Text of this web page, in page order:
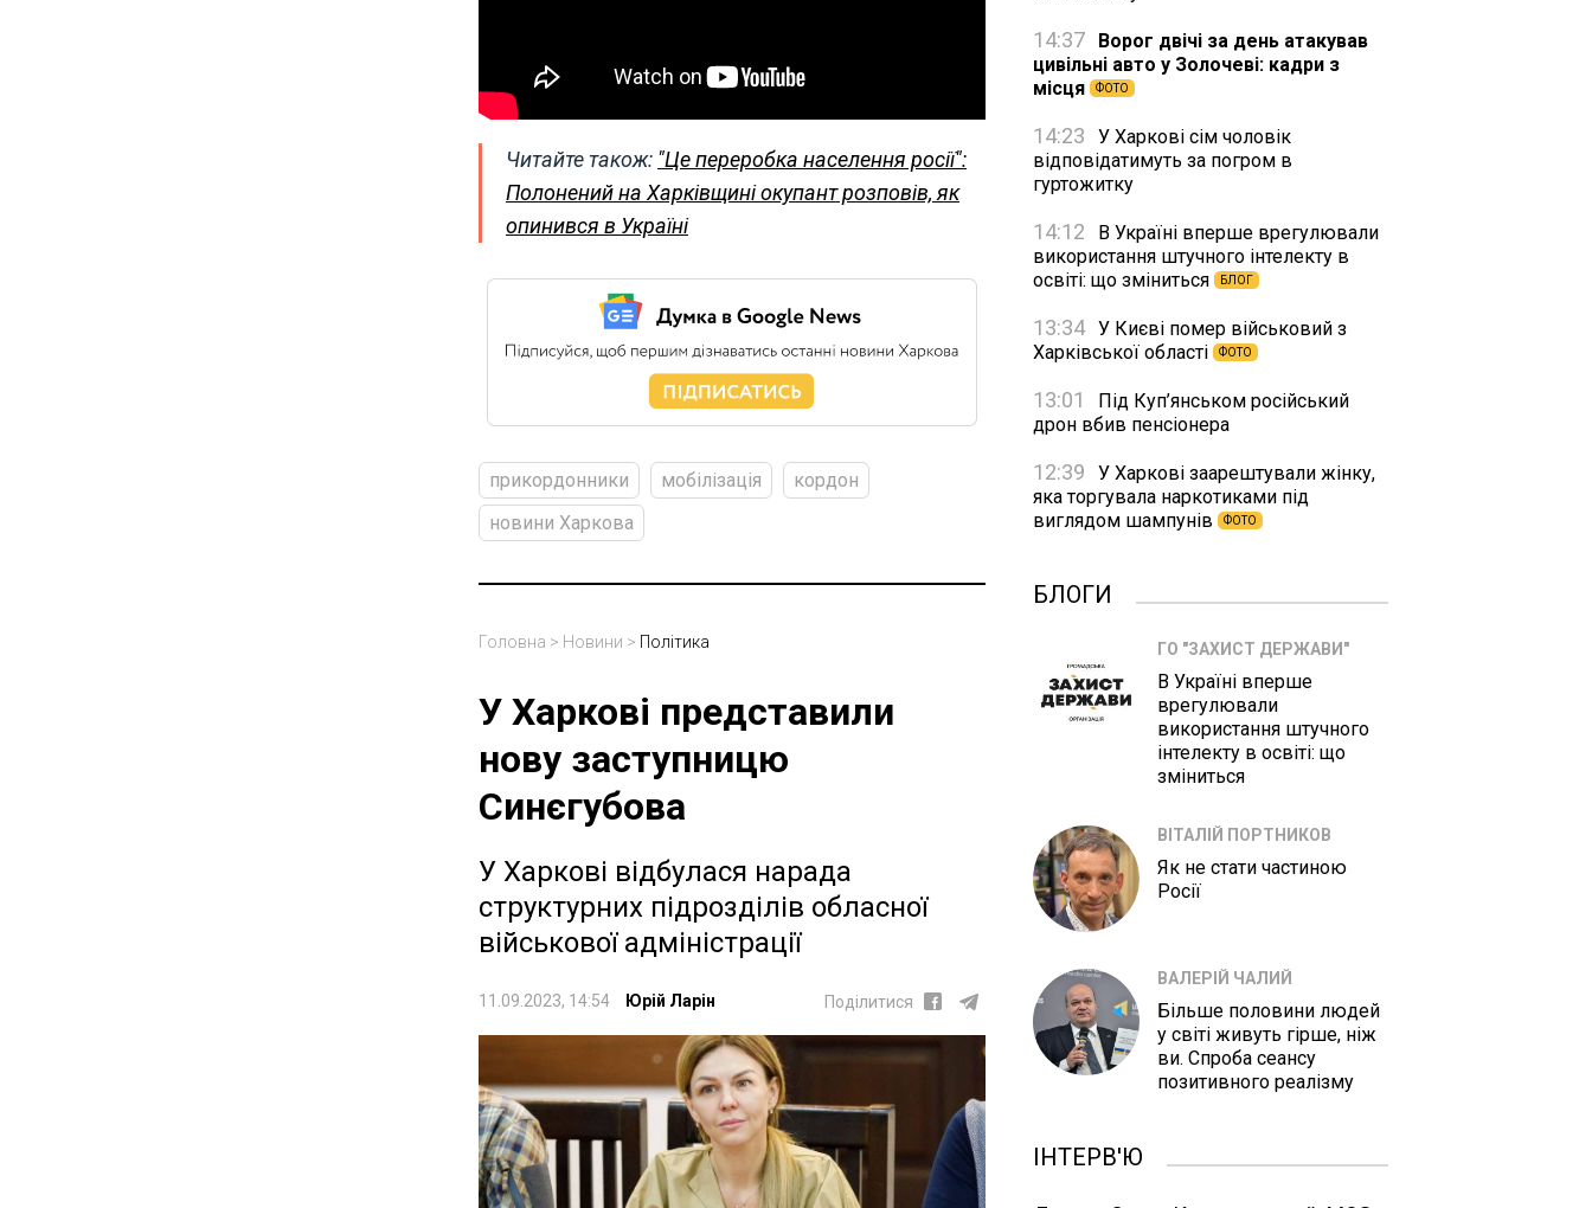
Читайте також: "Це переробка населення росії":
Полонений на Харківщині окупант розповів, як
опинився в Україні
прикордонники мобілізація
кордон
новини Харкова
Головна > Новини > Політика
У Харкові представили
нову заступницю
Синєгубова
У Харкові відбулася нарада
структурних підрозділів обласної
військової адміністрації
11.09.2023, 14:54 Юрій Ларін Поділитися
14:37
Ворог двічі за день атакував
цивільні авто у Золочеві: кадри з
місця
ФОТО
14:23
У Харкові сім чоловік
відповідатимуть за погром в
гуртожитку
14:12
В Україні вперше врегулювали
використання штучного інтелекту в
освіті: що зміниться
БЛОГ
13:34 У Києві помер військовий з
Харківської області
ФОТО
13:01
Під Куп’янськом російський
дрон вбив пенсіонера
12:39
У Харкові заарештували жінку,
яка торгувала наркотиками під
виглядом шампунів
ФОТО
БЛОГИ
ГО "ЗАХИСТ ДЕРЖАВИ"
В Україні вперше
врегулювали
використання штучного
інтелекту в освіті: що
зміниться
ВІТАЛІЙ ПОРТНИКОВ
Як не стати частиною
Росії
ВАЛЕРІЙ ЧАЛИЙ
Більше половини людей
у світі живуть гірше, ніж
ви. Спроба сеансу
позитивного реалізму
ІНТЕРВ'Ю